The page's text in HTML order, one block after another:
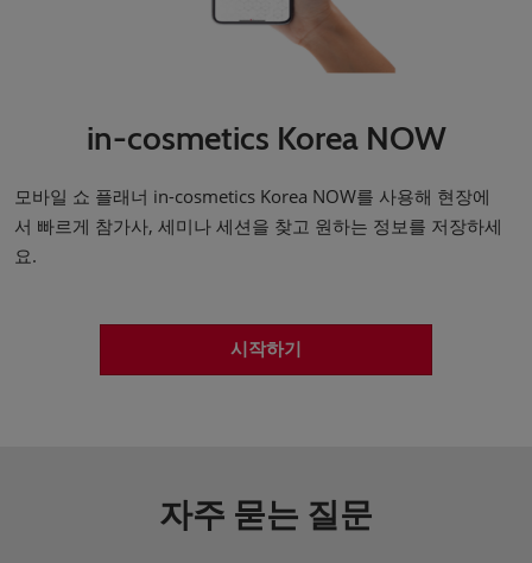
in-cosmetics Korea NOW
모바일 쇼 플래너 in-cosmetics Korea NOW를 사용해 현장에
서 빠르게 참가사, 세미나 세션을 찾고 원하는 정보를 저장하세
요.
시작하기
자주 묻는 질문